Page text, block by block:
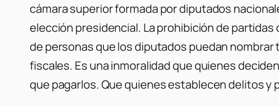
cámara superior formada por diputados
elección presidencial. La prohibición de
de personas que los diputados puedan
fiscales. Es una inmoralidad que quienes
que pagarlos. Que quienes establecen delitos